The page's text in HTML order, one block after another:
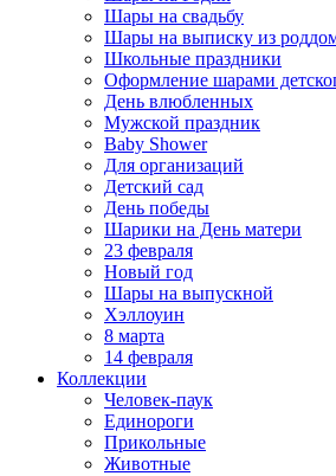
Шары на свадьбу
Шары на выписку из
Школьные праздники
Оформление шарами
День влюбленных
Мужской праздник
Baby Shower
Для организаций
Детский сад
День победы
Шарики на День матери
23 февраля
Новый год
Шары на выпускной
Хэллоуин
8 марта
14 февраля
Коллекции
Человек-паук
Единороги
Прикольные
Животные